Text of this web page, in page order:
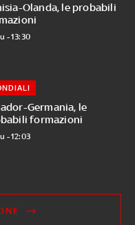
Olanda, le probabili
- 13:30
Germania, le
formazioni
- 12:03